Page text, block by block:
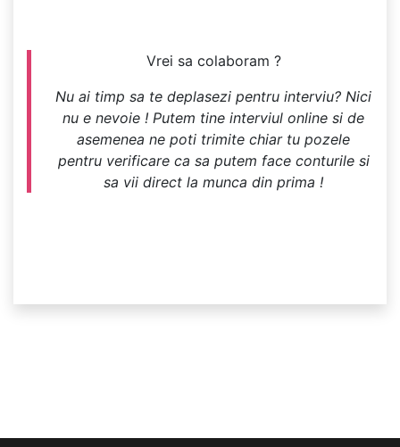
Vrei sa colaboram ?
Nu ai timp sa te deplasezi pentru interviu? Nici
nu e nevoie ! Putem tine interviul online si de
asemenea ne poti trimite chiar tu pozele
pentru verificare ca sa putem face conturile si
sa vii direct la munca din prima !